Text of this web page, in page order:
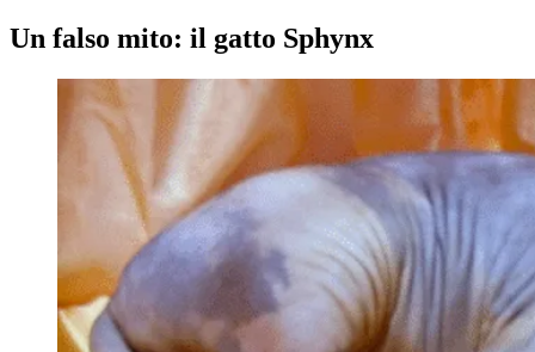
Un falso mito: il gatto Sphynx